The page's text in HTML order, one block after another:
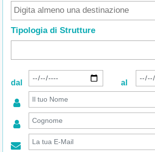
Tipologia di Strutture
dal al